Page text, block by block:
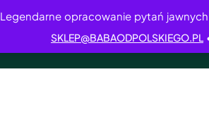
Legendarne opracowanie pytań
SKLEP@BABAODPOLSKIEGO.PL